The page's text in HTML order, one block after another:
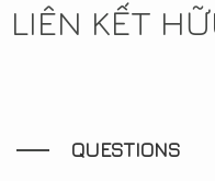
LIÊN KẾT
QUESTIONS